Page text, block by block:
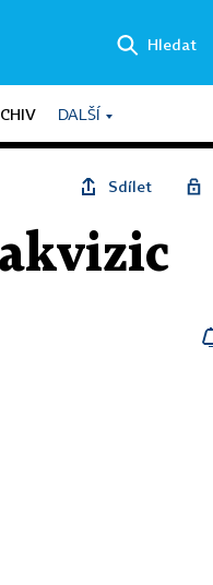
Hledat
DALŠÍ
Sdílet